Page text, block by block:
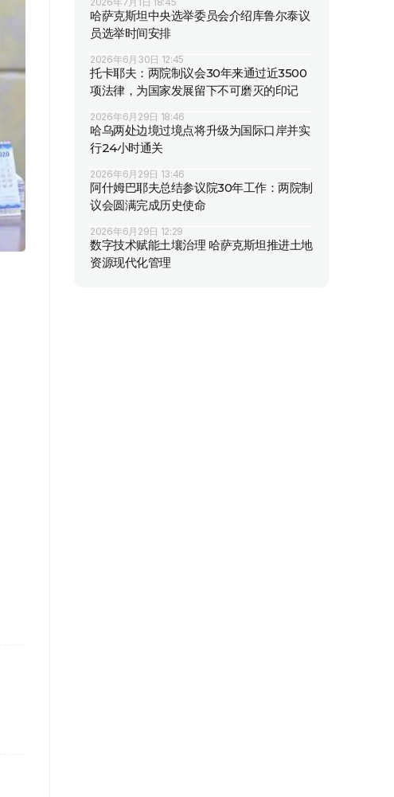
哈萨克斯坦中央选举委员会介绍库鲁尔泰议
员选举时间安排
2026年6月30日 12:45
托卡耶夫：两院制议会30年来通过近3500
项法律，为国家发展留下不可磨灭的印记
2026年6月29日 18:46
哈乌两处边境过境点将升级为国际口岸并实
行24小时通关
2026年6月29日 13:46
阿什姆巴耶夫总结参议院30年工作：两院制
议会圆满完成历史使命
2026年6月29日 12:29
数字技术赋能土壤治理 哈萨克斯坦推进土地
资源现代化管理